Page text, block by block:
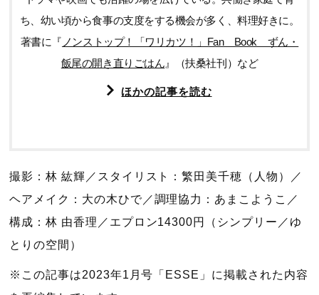
ち、幼い頃から食事の支度をする機会が多く、料理好きに。
著書に『 ノンストップ！「ワリカツ！」Fan Book ずん・
飯尾の開き直りごはん 』（扶桑社刊）など
ほかの記事を読む
撮影：林 紘輝／スタイリスト：繁田美千穂（人物）／
ヘアメイク：大の木ひで／調理協力：あまこようこ／
構成：林 由香理／エプロン14300円（シンプリー／ゆ
とりの空間）
※この記事は2023年1月号「ESSE」に掲載された内容